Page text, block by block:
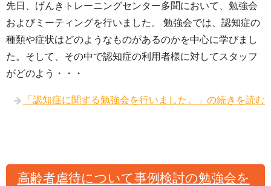
先日、げんきトレーニングセンター多聞において、勉強会
およびミーティングを行いました。 勉強会では、認知症の
種類や症状はどのようなものがあるのかを中心に学びまし
た。そして、その中で認知症の利用者様に対してスタッフ
がどのよう・・・
「認知症に関する勉強会を行いました。」の続きを読む
高齢者虐待について事例検討の勉強会を